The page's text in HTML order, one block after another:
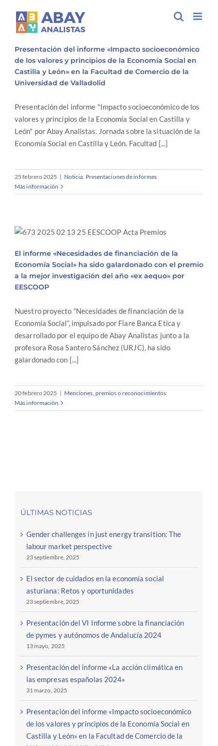
contenido
Presentación del informe «Impacto
la Economía Social en Castilla y León» en la
Facultad de Comercio de la Universidad de
Valladolid
Presentación del informe «Impacto socioeconómico
de los valores y principios de la Economía Social en
Castilla y León» en la Facultad de Comercio de la
Universidad de Valladolid
Presentación del informe "Impacto socioeconómico de los
valores y principios de la Economía Social en Castilla y
León" por Abay Analistas. Jornada sobre la situación de la
Economía Social en Castilla y León. Facultad [...]
25 febrero 2025 | Noticia, Presentaciones de informes
Más información
El informe «Necesidades de financiación de la
premio a la mejor investigación del año «ex
aequo» por EESCOOP
El informe «Necesidades de financiación de la
Economía Social» ha sido galardonado con el premio
a la mejor investigación del año «ex aequo» por
EESCOOP
Nuestro proyecto “Necesidades de financiación de la
Economía Social”, impulsado por Fiare Banca Etica y
desarrollado por el equipo de Abay Analistas junto a la
profesora Rosa Santero Sánchez (URJC), ha sido
galardonado con [...]
20 febrero 2025 | Menciones, premios o reconocimientos
Más información
ÚLTIMAS NOTICIAS
Gender challenges in just energy transition: The
labour market perspective
23 septiembre, 2025
El sector de cuidados en la economía social
asturiana: Retos y oportunidades
23 septiembre, 2025
Presentación del VI Informe sobre la financiación
de pymes y autónomos de Andalucía 2024
13 mayo, 2025
Presentación del informe «La acción climática en
las empresas españolas 2024»
31 marzo, 2025
Presentación del informe «Impacto socioeconómico
de los valores y principios de la Economía Social en
Castilla y León» en la Facultad de Comercio de la